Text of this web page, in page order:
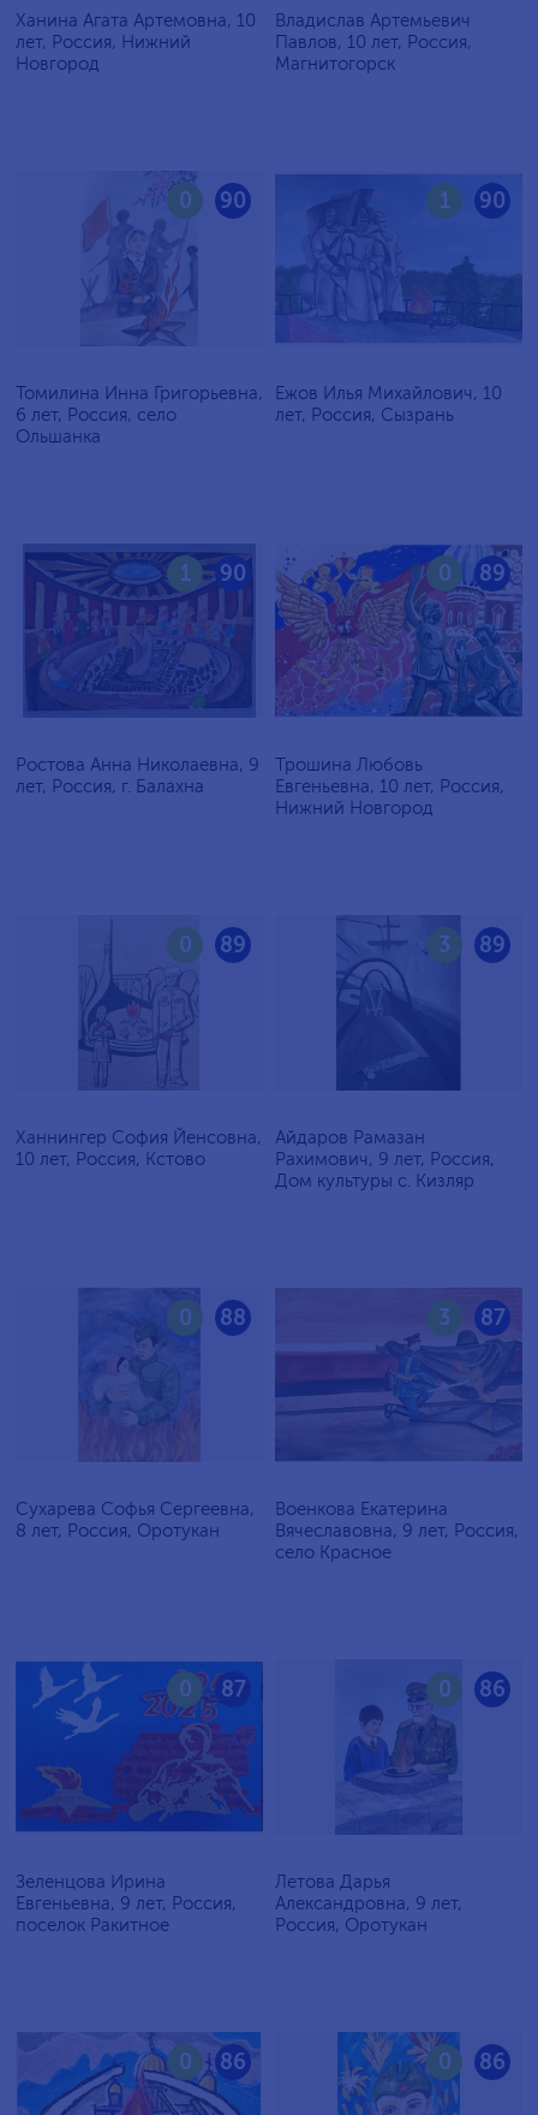
Ханина Агата Артемовна, 10
лет, Россия, Нижний
Новгород
Владислав Артемьевич
Павлов, 10 лет, Россия,
Магнитогорск
90
0
Томилина Инна Григорьевна,
6 лет, Россия, село
Ольшанка
90
1
Ежов Илья Михайлович, 10
лет, Россия, Сызрань
90
1
Ростова Анна Николаевна, 9
лет, Россия, г. Балахна
89
0
Трошина Любовь
Евгеньевна, 10 лет, Россия,
Нижний Новгород
89
0
Ханнингер София Йенсовна,
10 лет, Россия, Кстово
89
3
Айдаров Рамазан
Рахимович, 9 лет, Россия,
Дом культуры с. Кизляр
88
0
Сухарева Софья Сергеевна,
8 лет, Россия, Оротукан
87
3
Военкова Екатерина
Вячеславовна, 9 лет, Россия,
село Красное
87
0
Зеленцова Ирина
Евгеньевна, 9 лет, Россия,
поселок Ракитное
86
0
Летова Дарья
Александровна, 9 лет,
Россия, Оротукан
86
0 86
0